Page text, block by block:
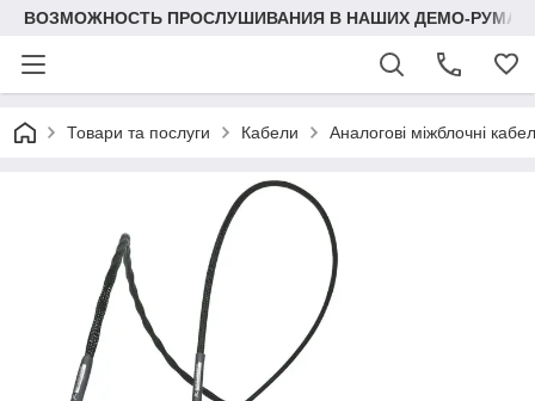
ВОЗМОЖНОСТЬ ПРОСЛУШИВАНИЯ В НАШИХ ДЕМО-РУМАХ
Товари та послуги Кабели Аналогові міжблочні